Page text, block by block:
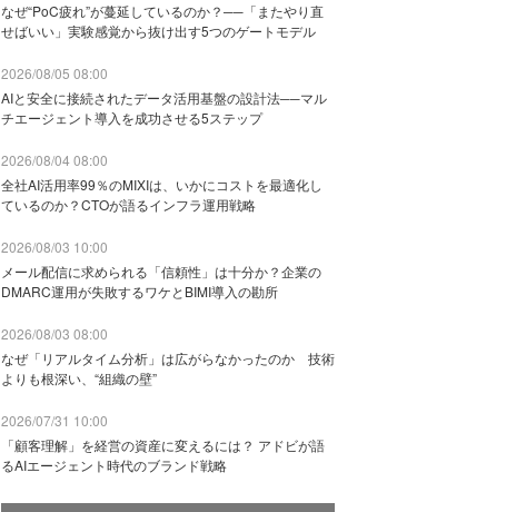
なぜ“PoC疲れ”が蔓延しているのか？──「またやり直
せばいい」実験感覚から抜け出す5つのゲートモデル
2026/08/05 08:00
AIと安全に接続されたデータ活用基盤の設計法──マル
チエージェント導入を成功させる5ステップ
2026/08/04 08:00
全社AI活用率99％のMIXIは、いかにコストを最適化し
ているのか？CTOが語るインフラ運用戦略
2026/08/03 10:00
メール配信に求められる「信頼性」は十分か？企業の
DMARC運用が失敗するワケとBIMI導入の勘所
2026/08/03 08:00
なぜ「リアルタイム分析」は広がらなかったのか 技術
よりも根深い、“組織の壁”
2026/07/31 10:00
「顧客理解」を経営の資産に変えるには？ アドビが語
るAIエージェント時代のブランド戦略